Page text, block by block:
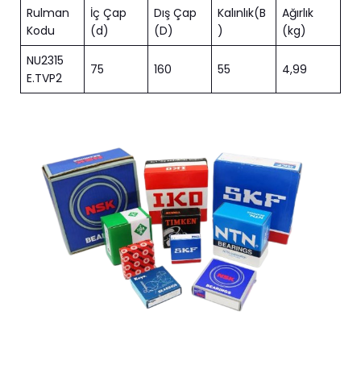
Rulman
Kodu
İç Çap
(d)
Dış Çap
(D)
Kalınlık(B
)
Ağırlık
(kg)
NU2315
E.TVP2
75 160 55 4,99